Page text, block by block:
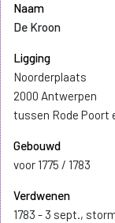
Naam
De Kroon
Ligging
Noorderplaats
2000 Antwerpen
tussen Rode Poort
Gebouwd
voor 1775 / 1783
Verdwenen
1783 - 3 sept.,